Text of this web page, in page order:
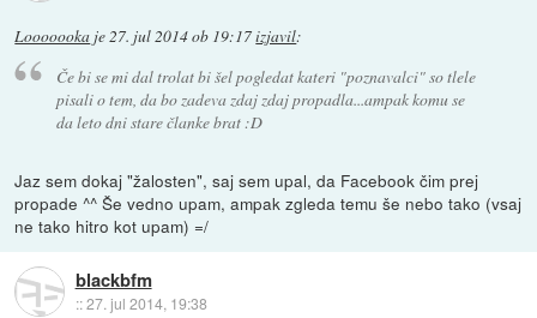
Looooooka je27. jul 2014 ob 19:17izjavil:
Če bi se mi dal trolat bi šel pogledat kateri "poznavalci" so tlele
pisali o tem, da bo zadeva zdaj zdaj propadla...ampak komu se
da leto dni stare članke brat :D
Jaz sem dokaj "žalosten", saj sem upal, da Facebook čim prej
propade ^^ Še vedno upam, ampak zgleda temu še nebo tako (vsaj
ne tako hitro kot upam) =/
blackbfm
::27. jul 2014, 19:38